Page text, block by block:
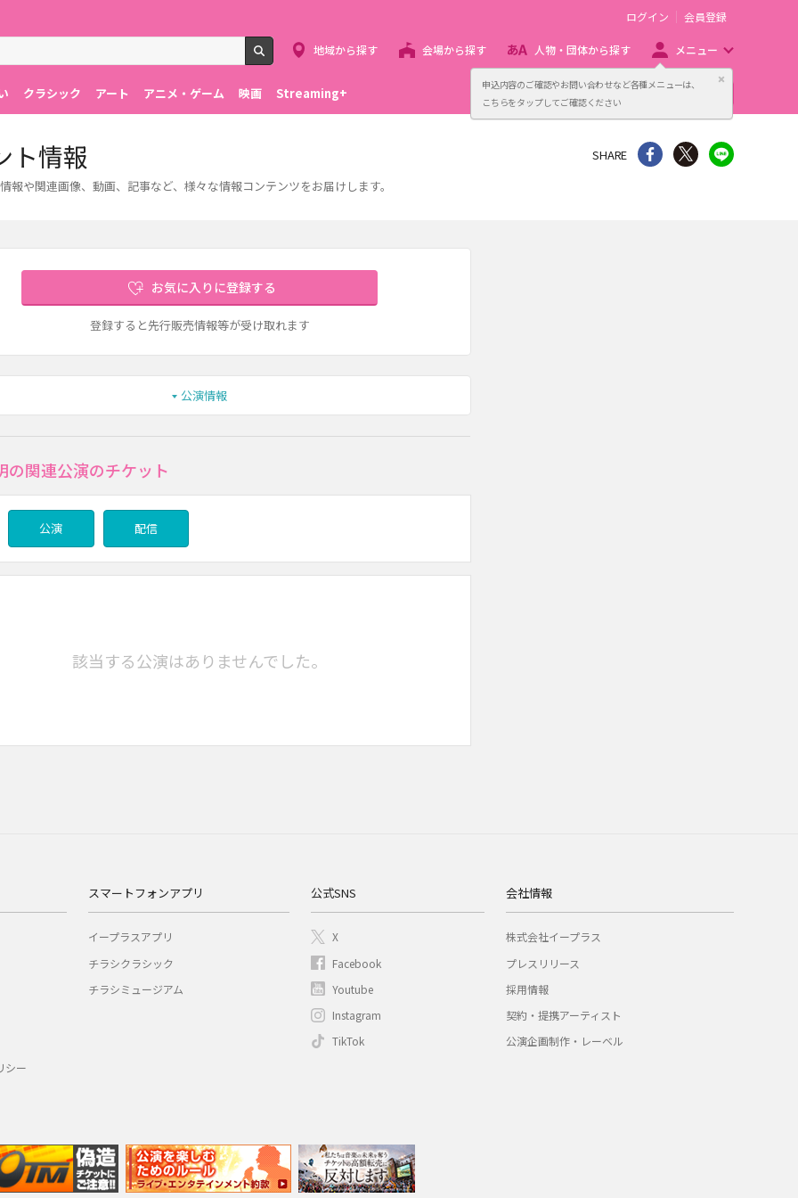
申込内容のご確認やお問い合わせなど各種メニューは、
こちらをタップしてご確認ください
閉じる
検索
ログイン 会員登録
地域から探す 会場から探す 人物・団体から探す メニュー
クラシック アート アニメ・ゲーム 映画 Streaming+ 主催者向け販売サービス
ト情報
や関連画像、動画、記事など、様々な情報コンテンツをお届けします。
SHARE シェア Twitter
お気に入りに登録する
登録すると先行販売情報等が受け取れます
公演情報
の関連公演のチケット
公演 配信
該当する公演はありませんでした。
シー
スマートフォンアプリ
イープラスアプリ
チラシクラシック
チラシミュージアム
公式SNS
X
Facebook
Youtube
Instagram
TikTok
会社情報
株式会社イープラス
プレスリリース
採用情報
契約・提携アーティスト
公演企画制作・レーベル